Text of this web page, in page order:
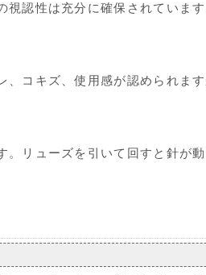
認性は充分に確保されています
コキズ、使用感が認められます
リューズを引いて回すと針が